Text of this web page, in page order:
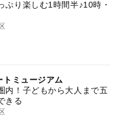
ぷり楽しむ1時間半♪10時・
ミュージアム
内！子どもから大人まで五
きる